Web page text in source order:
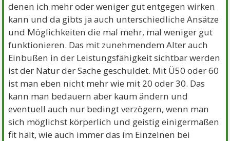
denen ich mehr oder weniger gut entgegen wirken
kann und da gibts ja auch unterschiedliche Ansätze
und Möglichkeiten die mal mehr, mal weniger gut
funktionieren. Das mit zunehmendem Alter auch
Einbußen in der Leistungsfähigkeit sichtbar werden
ist der Natur der Sache geschuldet. Mit Ü50 oder 60
ist man eben nicht mehr wie mit 20 oder 30. Das
kann man bedauern aber kaum ändern und
eventuell auch nur bedingt verzögern, wenn man
sich möglichst körperlich und geistig einigermaßen
fit hält, wie auch immer das im Einzelnen bei